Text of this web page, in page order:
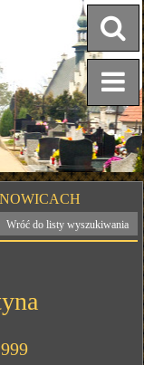
Wróć do listy wyszukiwania